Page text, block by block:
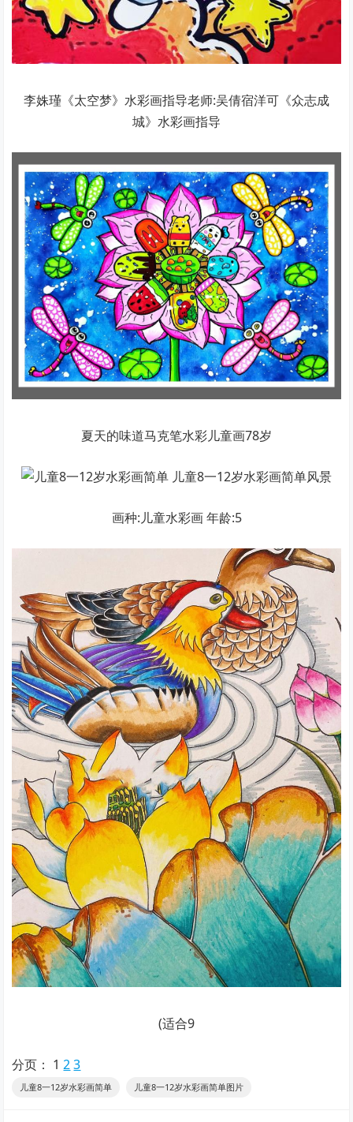
李姝瑾《太空梦》水彩画指导老师:吴倩宿洋可《众志成
城》水彩画指导
夏天的味道马克笔水彩儿童画78岁
画种:儿童水彩画 年龄:5
(适合9
分页： 1 2 3
儿童8一12岁水彩画简单 儿童8一12岁水彩画简单图片